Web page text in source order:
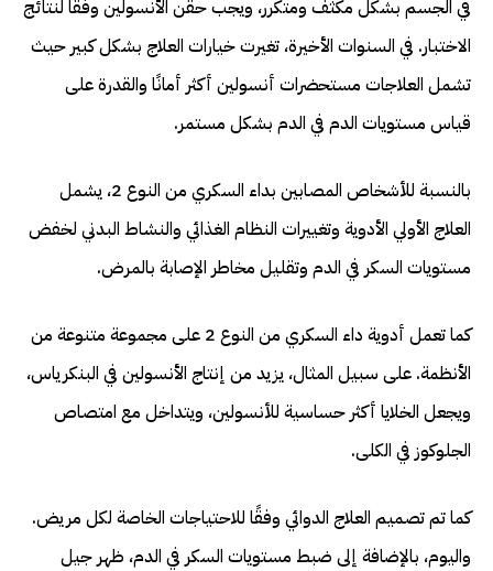
في الجسم بشكل مكثف ومتكرر، ويجب حقن الأنسولين وفقًا لنتائج
الاختبار. في السنوات الأخيرة، تغيرت خيارات العلاج بشكل كبير حيث
تشمل العلاجات مستحضرات أنسولين أكثر أمانًا والقدرة على
قياس مستويات الدم في الدم بشكل مستمر.
بالنسبة للأشخاص المصابين بداء السكري من النوع 2، يشمل
العلاج الأولي الأدوية وتغييرات النظام الغذائي والنشاط البدني لخفض
مستويات السكر في الدم وتقليل مخاطر الإصابة بالمرض.
كما تعمل أدوية داء السكري من النوع 2 على مجموعة متنوعة من
الأنظمة. على سبيل المثال، يزيد من إنتاج الأنسولين في البنكرياس،
ويجعل الخلايا أكثر حساسية للأنسولين، ويتداخل مع امتصاص
الجلوكوز في الكلى.
كما تم تصميم العلاج الدوائي وفقًا للاحتياجات الخاصة لكل مريض.
واليوم، بالإضافة إلى ضبط مستويات السكر في الدم، ظهر جيل